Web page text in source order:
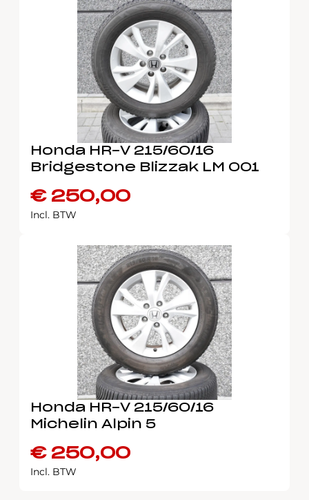
Honda HR-V 215/60/16
Bridgestone Blizzak LM 001
€250,00
Incl. BTW
Honda HR-V 215/60/16
Michelin Alpin 5
€250,00
Incl. BTW